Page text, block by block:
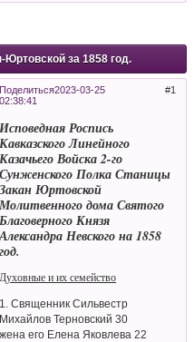
за 1858 год.
Поделиться 1
2023-03-25
02:38:41
Исповедная Роспись
Кавказского Линейного
Казачьего Войска 2-го
Сунженского Полка Станицы
Закан Юртовской
Молитвенного дома Святого
Благоверного Князя
Александра Невского на 1858
год.
Духовные и их семейство
1. Священник Сильвестр
Михайлов Терновский 30
жена его Елена Яковлева 22